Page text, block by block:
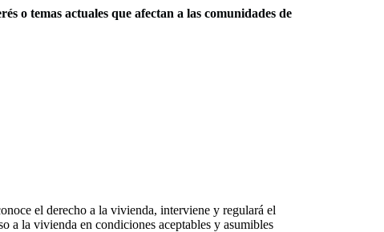
o temas actuales que afectan a las comunidades de
el derecho a la vivienda, interviene y regulará el
a la vivienda en condiciones aceptables y asumibles